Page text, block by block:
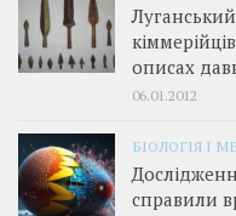
описах
06.01.2012
БІОЛОГІЯ І
справили